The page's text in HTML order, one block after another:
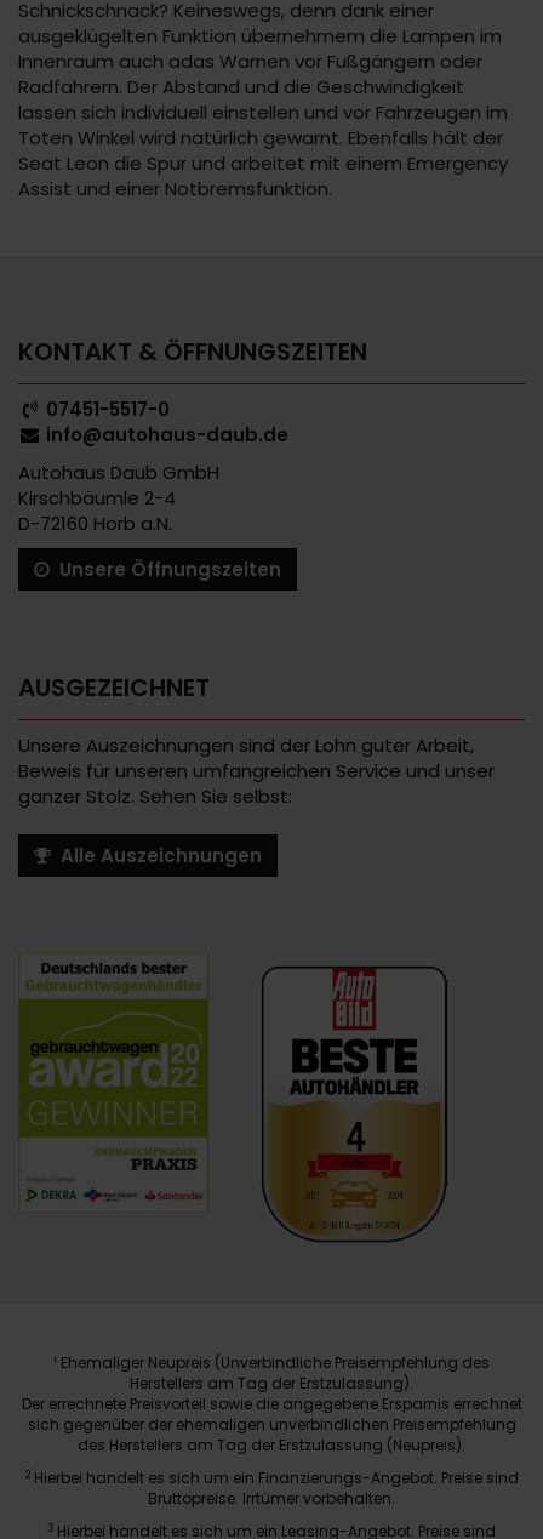
Schnickschnack? Keineswegs, denn dank einer
ausgeklügelten Funktion übernehmem die Lampen im
Innenraum auch adas Warnen vor Fußgängern oder
Radfahrern. Der Abstand und die Geschwindigkeit
lassen sich individuell einstellen und vor Fahrzeugen im
Toten Winkel wird natürlich gewarnt. Ebenfalls hält der
Seat Leon die Spur und arbeitet mit einem Emergency
Assist und einer Notbremsfunktion.
KONTAKT & ÖFFNUNGSZEITEN
07451-5517-0
info@autohaus-daub.de
Autohaus Daub GmbH
Kirschbäumle 2-4
D-72160 Horb a.N.
Unsere Öffnungszeiten
AUSGEZEICHNET
Unsere Auszeichnungen sind der Lohn guter Arbeit,
Beweis für unseren umfangreichen Service und unser
ganzer Stolz. Sehen Sie selbst:
Alle Auszeichnungen
1 Ehemaliger Neupreis (Unverbindliche Preisempfehlung des
Herstellers am Tag der Erstzulassung).
Der errechnete Preisvorteil sowie die angegebene Ersparnis errechnet
sich gegenüber der ehemaligen unverbindlichen Preisempfehlung
des Herstellers am Tag der Erstzulassung (Neupreis).
2 Hierbei handelt es sich um ein Finanzierungs-Angebot. Preise sind
Bruttopreise. Irrtümer vorbehalten.
3 Hierbei handelt es sich um ein Leasing-Angebot. Preise sind